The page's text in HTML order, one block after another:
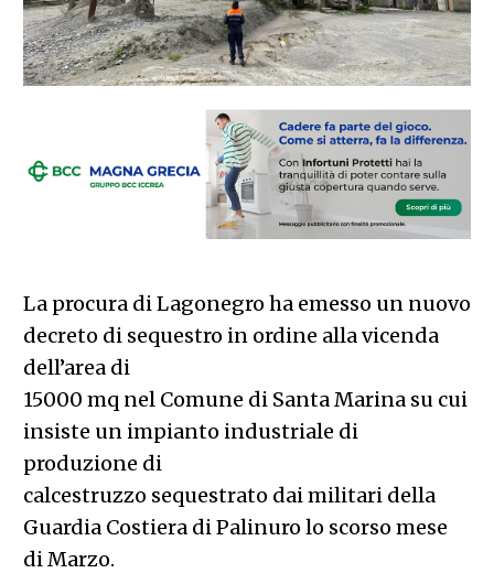
La procura di Lagonegro ha emesso un nuovo
decreto di sequestro in ordine alla vicenda
dell’area di
15000 mq nel Comune di Santa Marina su cui
insiste un impianto industriale di
produzione di
calcestruzzo sequestrato dai militari della
Guardia Costiera di Palinuro lo scorso mese
di Marzo.